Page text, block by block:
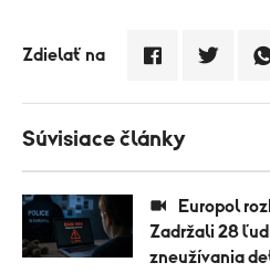
Zdielať na
Súvisiace články
Zadržali 28
zneužívania